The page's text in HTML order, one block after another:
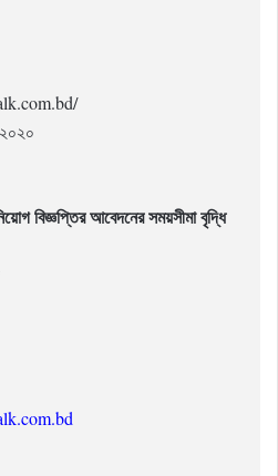
বিজ্ঞপ্তির আবেদনের সময়সীমা বৃদ্ধি